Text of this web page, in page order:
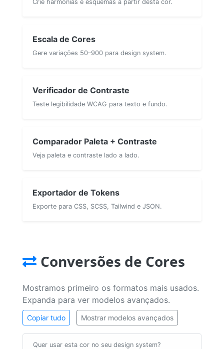
Crie harmonias e esquemas a partir desta cor.
Escala de Cores
Gere variações 50–900 para design system.
Verificador de Contraste
Teste legibilidade WCAG para texto e fundo.
Comparador Paleta + Contraste
Veja paleta e contraste lado a lado.
Exportador de Tokens
Exporte para CSS, SCSS, Tailwind e JSON.
Conversões de Cores
Mostramos primeiro os formatos mais usados.
Expanda para ver modelos avançados.
Copiar tudo Mostrar modelos avançados
Quer usar esta cor no seu design system?